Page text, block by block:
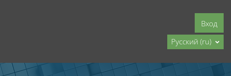
Вход
Русский ‎(ru)‎